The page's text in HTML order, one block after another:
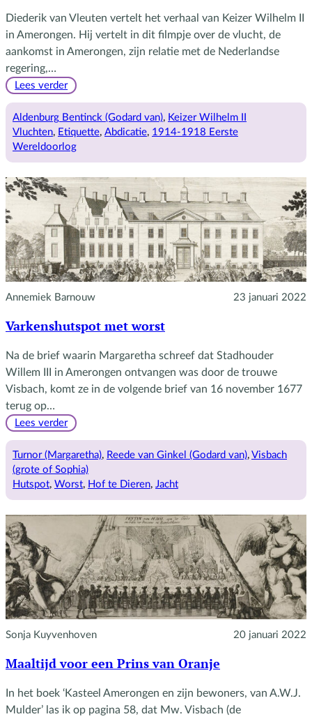
Diederik van Vleuten vertelt het verhaal van Keizer Wilhelm II
in Amerongen. Hij vertelt in dit filmpje over de vlucht, de
aankomst in Amerongen, zijn relatie met de Nederlandse
regering,…
Lees verder:
keizer
op
Amerongen
Aldenburg Bentinck (Godard van), Keizer Wilhelm II
Vluchten, Etiquette, Abdicatie, 1914-1918 Eerste
Wereldoorlog
Annemiek Barnouw 23 januari 2022
Varkenshutspot met worst
Na de brief waarin Margaretha schreef dat Stadhouder
Willem III in Amerongen ontvangen was door de trouwe
Visbach, komt ze in de volgende brief van 16 november 1677
terug op…
Lees verder:
met
worst
Turnor (Margaretha), Reede van Ginkel (Godard van), Visbach
(grote of Sophia)
Hutspot, Worst, Hof te Dieren, Jacht
Sonja Kuyvenhoven 20 januari 2022
Maaltijd voor een Prins van Oranje
In het boek ‘Kasteel Amerongen en zijn bewoners, van A.W.J.
Mulder’ las ik op pagina 58, dat Mw. Visbach (de